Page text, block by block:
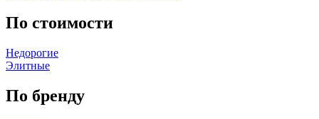
По стоимости
Недорогие
Элитные
По бренду